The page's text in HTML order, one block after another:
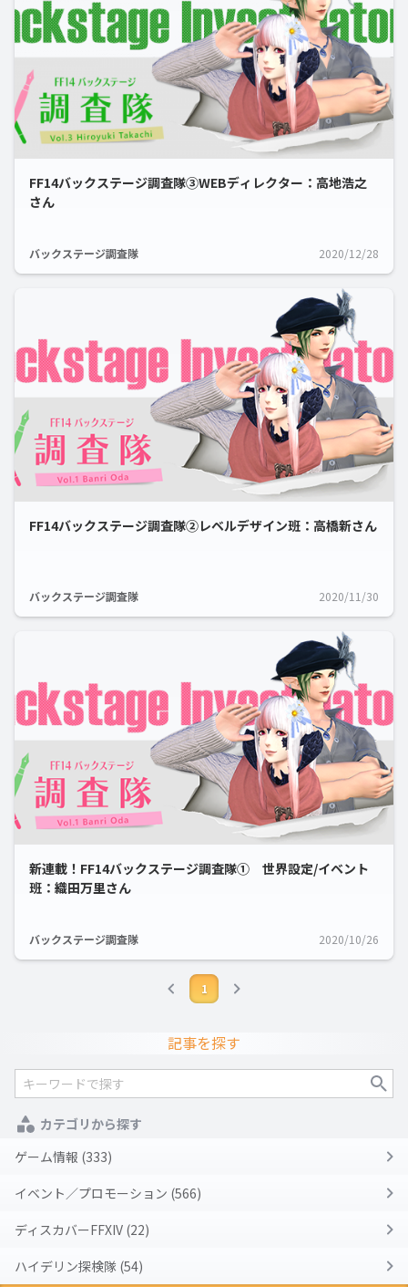
FF14バックステージ調査隊③WEBディレクター：高地浩之
さん
バックステージ調査隊 2020/12/28
FF14バックステージ調査隊②レベルデザイン班：高橋新さん
バックステージ調査隊 2020/11/30
新連載！FF14バックステージ調査隊① 世界設定/イベント
班：織田万里さん
バックステージ調査隊 2020/10/26
1
記事を探す
カテゴリから探す
ゲーム情報 (333)
イベント／プロモーション (566)
ディスカバーFFXIV (22)
ハイデリン探検隊 (54)